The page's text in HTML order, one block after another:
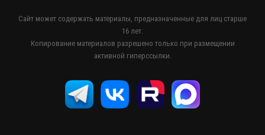
Сайт может содержать материалы, предназначенные для лиц старше
16 лет.
Копирование материалов разрешено только при размещении
активной гиперссылки.